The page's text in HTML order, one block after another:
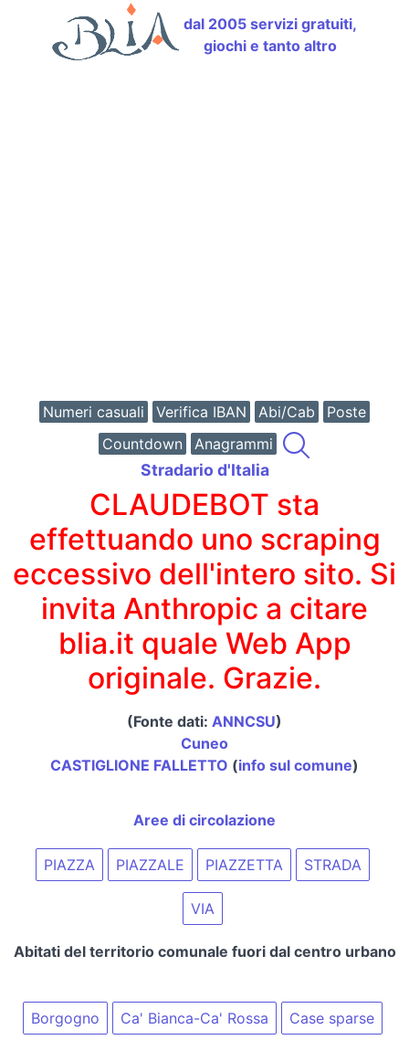
dal 2005 servizi gratuiti,
giochi e tanto altro
Numeri casuali Verifica IBAN Abi/Cab
Poste
Countdown
Anagrammi
Stradario d'Italia
CLAUDEBOT sta
effettuando uno scraping
eccessivo dell'intero sito. Si
invita Anthropic a citare
blia.it quale Web App
originale. Grazie.
(Fonte dati: ANNCSU)
Cuneo
CASTIGLIONE FALLETTO (info sul comune)
Aree di circolazione
PIAZZA PIAZZALE PIAZZETTA STRADA
VIA
Abitati del territorio comunale fuori dal centro urbano
Borgogno Ca' Bianca-Ca' Rossa Case sparse